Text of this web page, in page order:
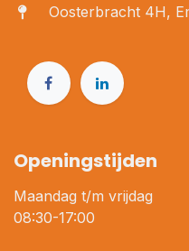
Oosterbracht 4H,
Openingstijden
Maandag t/m vrijdag
08:30-17:00